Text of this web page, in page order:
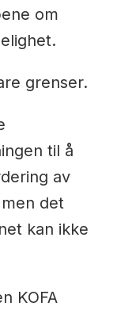
om
grenser.
til å
av
det
kan ikke
KOFA